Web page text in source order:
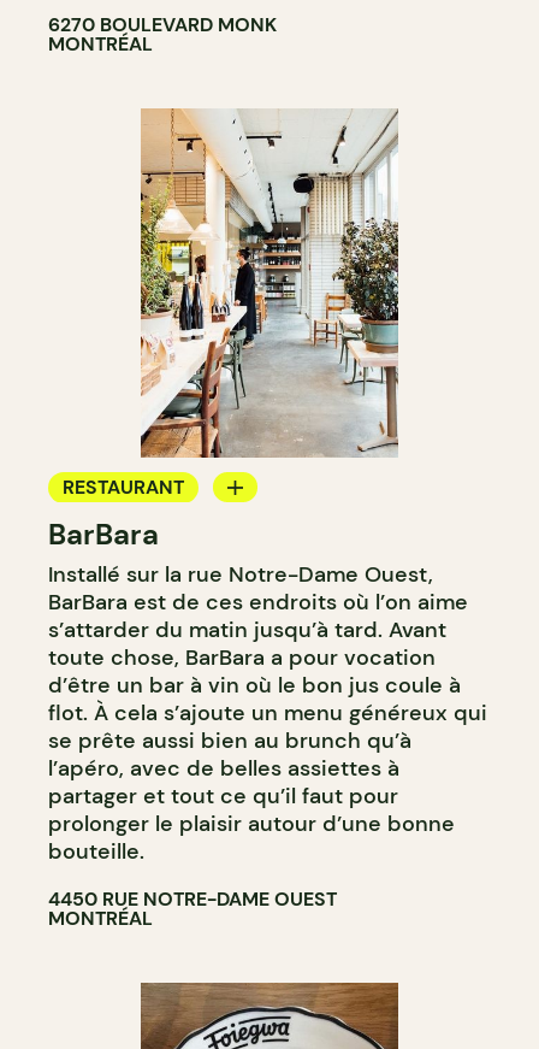
6270 BOULEVARD MONK
MONTRÉAL
RESTAURANT
CAFÉ
BAR À VIN
BAR À COCKTAIL
BarBara
Installé sur la rue Notre-Dame Ouest,
BarBara est de ces endroits où l’on aime
s’attarder du matin jusqu’à tard. Avant
toute chose, BarBara a pour vocation
d’être un bar à vin où le bon jus coule à
flot. À cela s’ajoute un menu généreux qui
se prête aussi bien au brunch qu’à
l’apéro, avec de belles assiettes à
partager et tout ce qu’il faut pour
prolonger le plaisir autour d’une bonne
bouteille.
4450 RUE NOTRE-DAME OUEST
MONTRÉAL